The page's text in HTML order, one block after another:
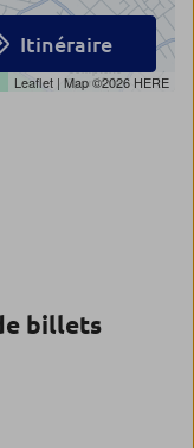
Leaflet | Map ©2026 HERE
Itinéraire
billets